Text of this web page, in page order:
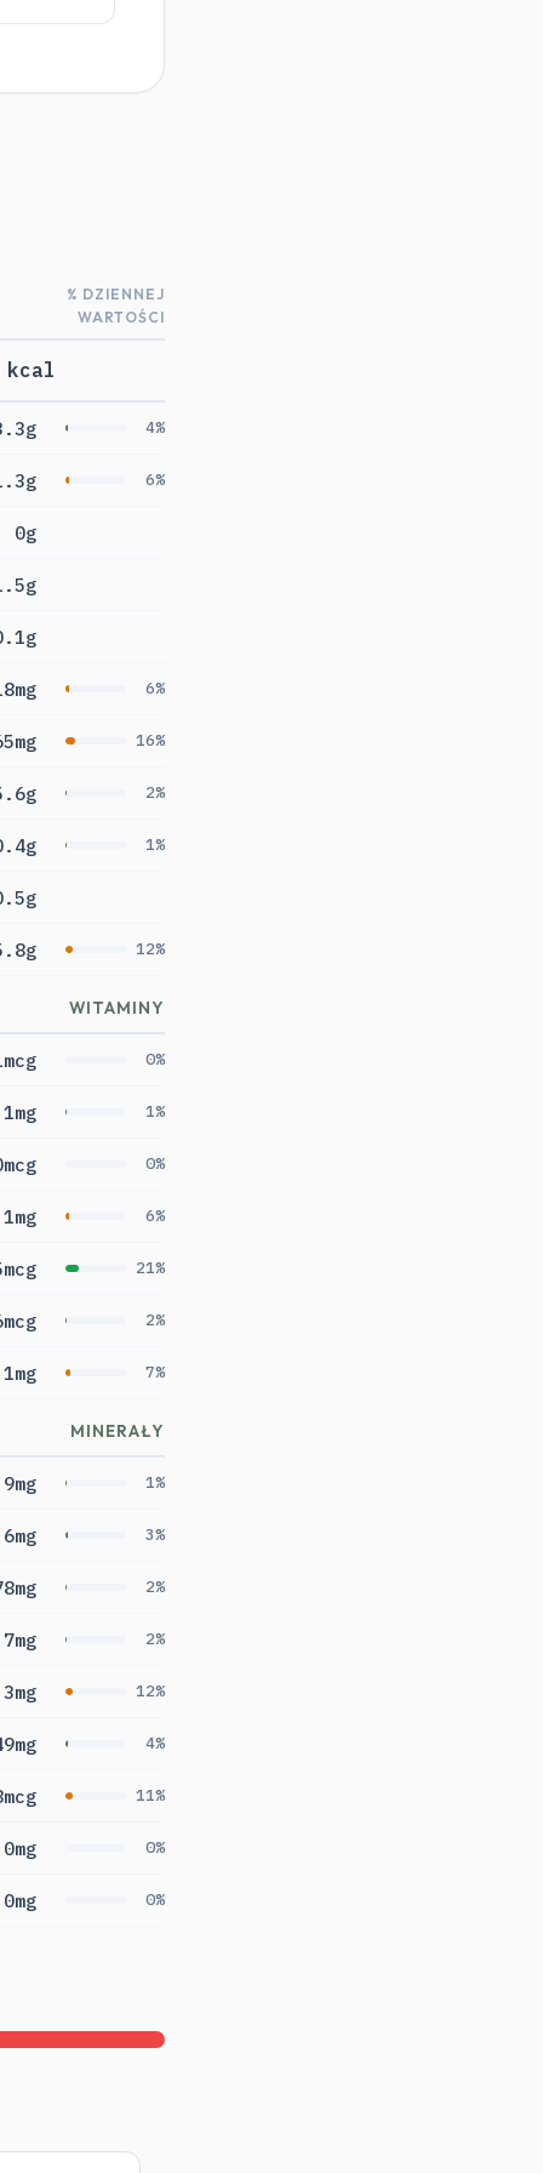
% DZIENNEJ
WARTOŚCI
kcal
4%
6%
0g
6%
16%
2%
1%
12%
WITAMINY
0%
1mg 1%
0%
6%
21%
2%
7%
MINERAŁY
9mg 1%
3%
2%
7mg 2%
12%
4%
11%
0mg 0%
0mg 0%